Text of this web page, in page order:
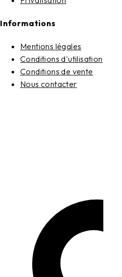
Informations
Mentions légales
Conditions d'utilisation
Conditions de vente
Nous contacter